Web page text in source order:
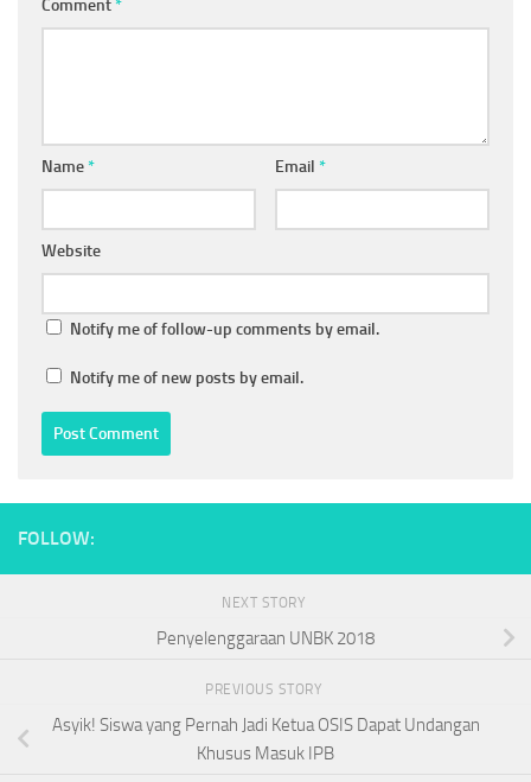
Comment*
Name* Email *
Website
Notify me of follow-up comments by email.
Notify me of new posts by email.
FOLLOW:
NEXT STORY
Penyelenggaraan UNBK 2018
PREVIOUS STORY
Asyik! Siswa yang Pernah Jadi Ketua OSIS Dapat Undangan
Khusus Masuk IPB